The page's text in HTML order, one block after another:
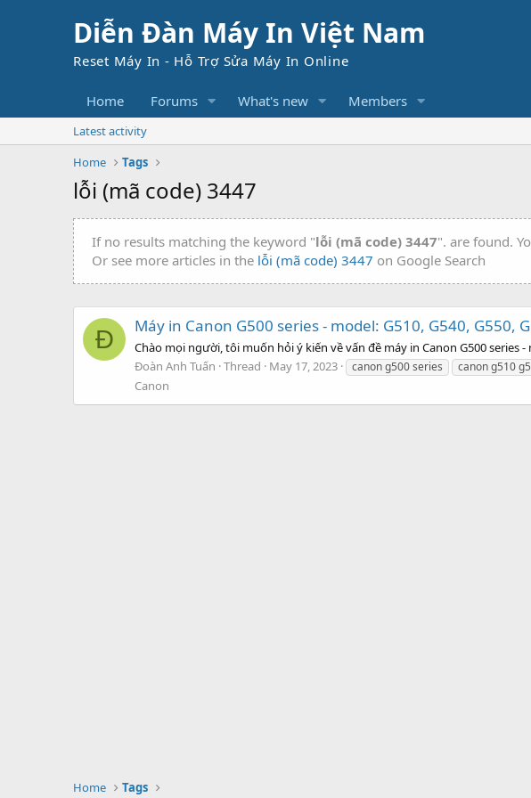
Diễn Đàn Máy In Việt Nam
Reset Máy In - Hỗ Trợ Sửa Máy In Online
Home Forums What's new Members
Latest activity
Home
Tags
lỗi (mã code) 3447
If no results matching the keyword "lỗi (mã code) 3447". are found.
Or see more articles in the lỗi (mã code) 3447 on Google Search
Đ Máy in Canon G500 series - model: G510, G540, G550,
Chào mọi người, tôi muốn hỏi ý kiến về vấn đề máy in Canon G500 series -
Đoàn Anh Tuấn Thread May 17, 2023 canon g500 series canon g510
Canon
Home Tags